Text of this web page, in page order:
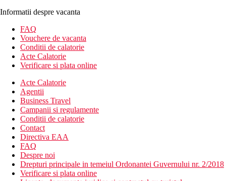
Informatii despre vacanta
FAQ
Vouchere de vacanta
Conditii de calatorie
Acte Calatorie
Verificare si plata online
Acte Calatorie
Agentii
Business Travel
Campanii si regulamente
Conditii de calatorie
Contact
Directiva EAA
FAQ
Despre noi
Drepturi principale in temeiul Ordonantei Guvernului nr. 2/2018
Verificare si plata online